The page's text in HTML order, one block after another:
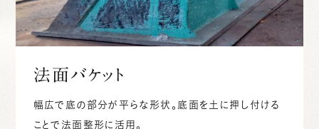
法面バケット
幅広で底の部分が平らな形状。底面を土に押し付ける
ことで法面整形に活用。